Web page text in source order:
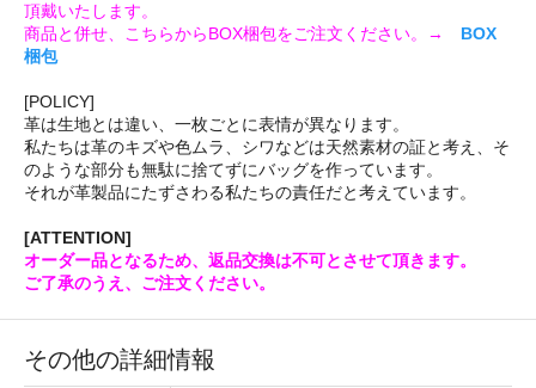
頂戴いたします。
商品と併せ、こちらからBOX梱包をご注文ください。→ BOX
梱包
[POLICY]
革は生地とは違い、一枚ごとに表情が異なります。
私たちは革のキズや色ムラ、シワなどは天然素材の証と考え、そ
のような部分も無駄に捨てずにバッグを作っています。
それが革製品にたずさわる私たちの責任だと考えています。
[ATTENTION]
オーダー品となるため、返品交換は不可とさせて頂きます。
ご了承のうえ、ご注文ください。
その他の詳細情報